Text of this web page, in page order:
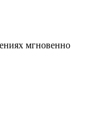
мгновенно